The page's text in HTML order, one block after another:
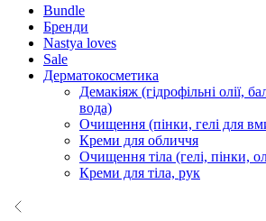
Bundle
Бренди
Nastya loves
Sale
Дерматокосметика
Демакіяж (гідрофільні олії,
вода)
Очищення (пінки, гелі для
Креми для обличчя
Очищення тіла (гелі, пінки,
Креми для тіла, рук